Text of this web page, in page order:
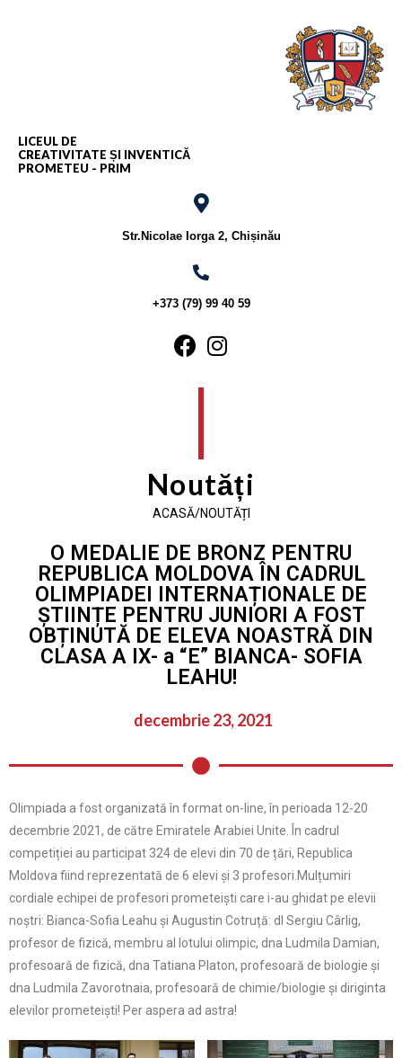
LICEUL DE
CREATIVITATE ȘI INVENTICĂ
PROMETEU - PRIM
Str.Nicolae Iorga 2, Chișinău
+373 (79) 99 40 59
Noutăți
ACASĂ/NOUTĂȚI
O MEDALIE DE BRONZ PENTRU
REPUBLICA MOLDOVA ÎN CADRUL
OLIMPIADEI INTERNAȚIONALE DE
ȘTIINȚE PENTRU JUNIORI A FOST
OBȚINUTĂ DE ELEVA NOASTRĂ DIN
CLASA A IX- a “E” BIANCA- SOFIA
LEAHU!
decembrie 23, 2021
Olimpiada a fost organizată în format on-line, în perioada 12-20
decembrie 2021, de către Emiratele Arabiei Unite. În cadrul
competiției au participat 324 de elevi din 70 de țări, Republica
Moldova fiind reprezentată de 6 elevi și 3 profesori.Mulțumiri
cordiale echipei de profesori prometeiști care i-au ghidat pe elevii
noștri: Bianca-Sofia Leahu și Augustin Cotruță: dl Sergiu Cârlig,
profesor de fizică, membru al lotului olimpic, dna Ludmila Damian,
profesoară de fizică, dna Tatiana Platon, profesoară de biologie și
dna Ludmila Zavorotnaia, profesoară de chimie/biologie și diriginta
elevilor prometeiști! Per aspera ad astra!